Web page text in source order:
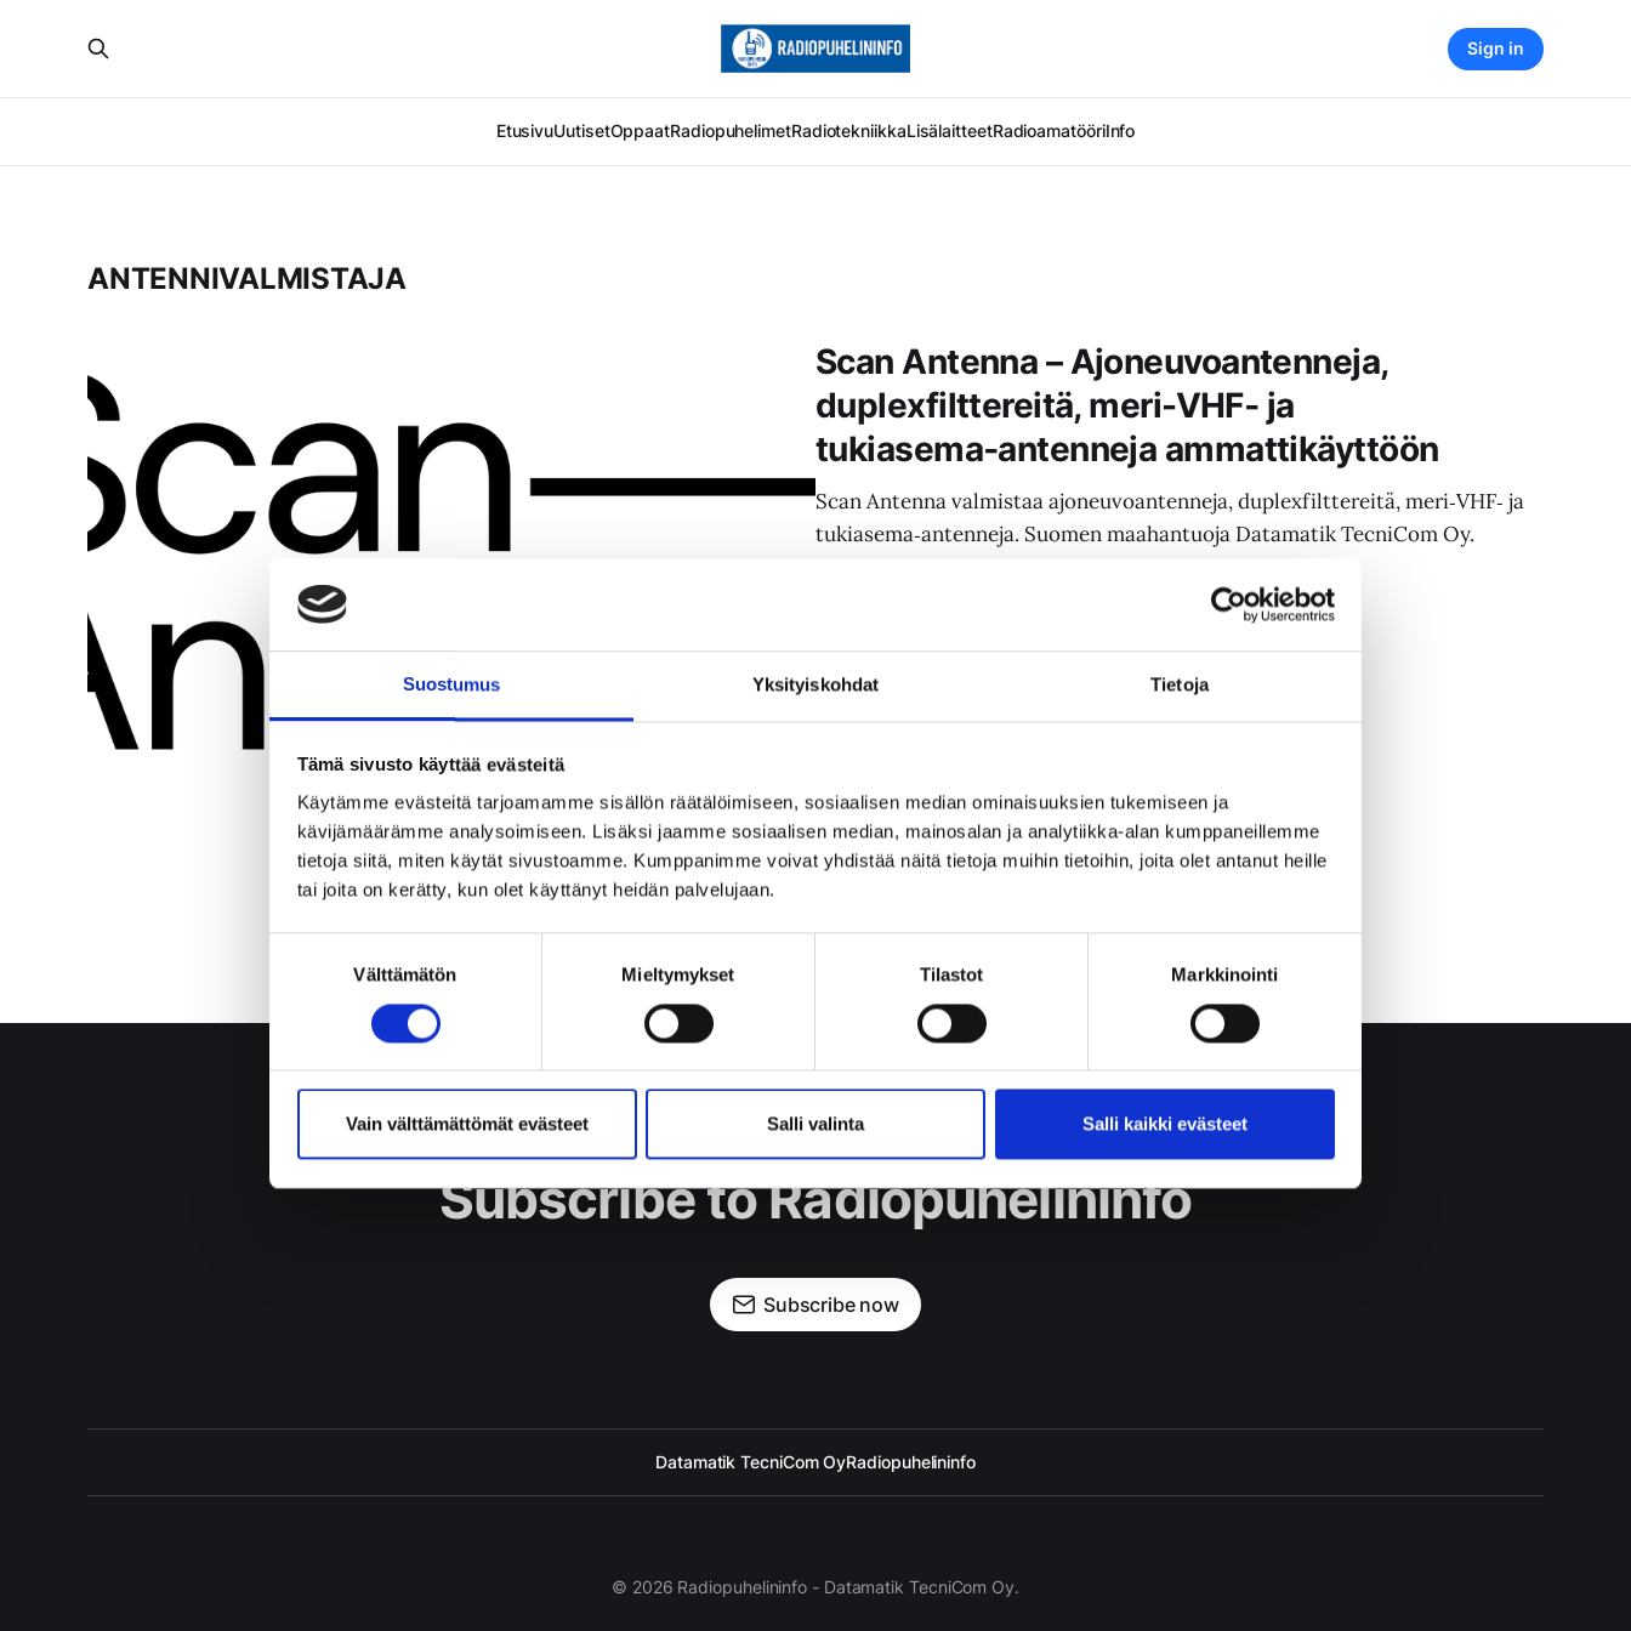
Suostumus Yksityiskohdat Tietoja
Tämä sivusto käyttää evästeitä
Käytämme evästeitä tarjoamamme sisällön räätälöimiseen, sosiaalisen median ominaisuuksien tukemiseen ja
kävijämäärämme analysoimiseen. Lisäksi jaamme sosiaalisen median, mainosalan ja analytiikka-alan kumppaneillemme
tietoja siitä, miten käytät sivustoamme. Kumppanimme voivat yhdistää näitä tietoja muihin tietoihin, joita olet antanut heille
tai joita on kerätty, kun olet käyttänyt heidän palvelujaan.
Välttämätön Mieltymykset Tilastot Markkinointi
Vain välttämättömät evästeet Salli valinta Salli kaikki evästeet
EtusivuUutisetOppaatRadiopuhelimetRadiotekniikkaLisälaitteetRadioamatööriInfo
Sign in
ANTENNIVALMISTAJA
Scan Antenna – Ajoneuvoantenneja,
duplexfilttereitä, meri-VHF‑ ja
tukiasema‑antenneja ammattikäyttöön
Scan Antenna valmistaa ajoneuvoantenneja, duplexfilttereitä, meri‑VHF‑ ja
tukiasema‑antenneja. Suomen maahantuoja Datamatik TecniCom Oy.
Subscribe to Radiopuhelininfo
Subscribe now
Datamatik TecniCom OyRadiopuhelininfo
© 2026 Radiopuhelininfo - Datamatik TecniCom Oy.